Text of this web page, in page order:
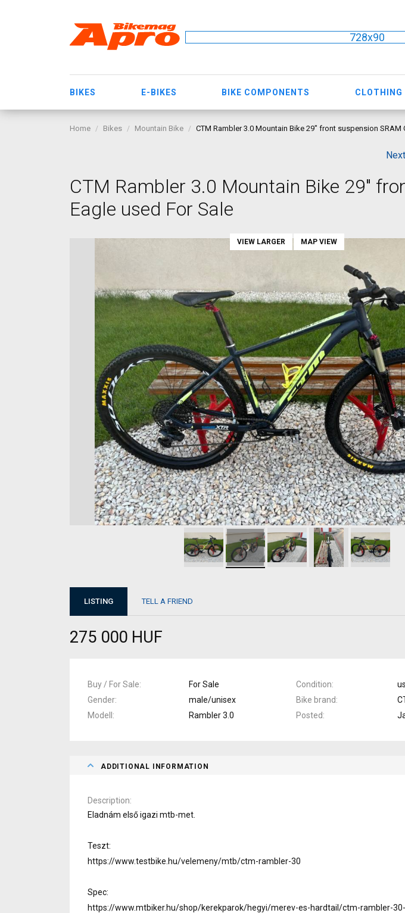
728x90
BIKES E-BIKES BIKE COMPONENTS CLOTHING
Home Bikes Mountain Bike CTM Rambler 3.0 Mountain Bike 29" front suspension SRAM
CTM Rambler 3.0 Mountain Bike 29"
Eagle used For Sale
VIEW LARGER MAP VIEW
LISTING TELL A FRIEND
275 000 HUF
Buy / For Sale For Sale Condition
Gender
male/unisex Bike brand
Modell
Rambler 3.0 Posted
ADDITIONAL INFORMATION
Description
Eladnám első igazi mtb-met.
Teszt:
https://www.testbike.hu/velemeny/mtb/ctm-rambler-30
Spec:
https://www.mtbiker.hu/shop/kerekparok/hegyi/merev-es-hardtail/ctm-rambler-